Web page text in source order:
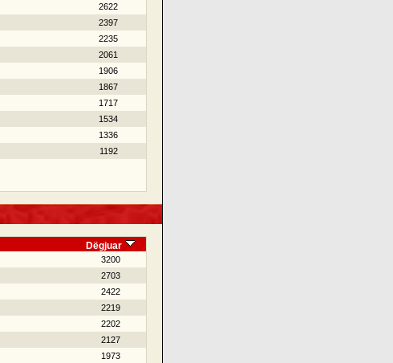
2622
2397
2235
2061
1906
1867
1717
1534
1336
1192
Dëgjuar
3200
2703
2422
2219
2202
2127
1973